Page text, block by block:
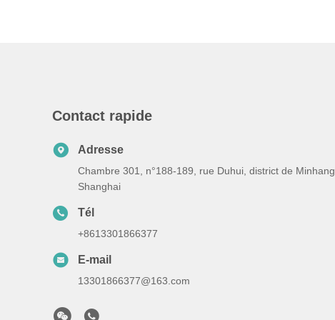
Contact rapide
Adresse
Chambre 301, n°188-189, rue Duhui, district de Minhang,
Shanghai
Tél
+8613301866377
E-mail
13301866377@163.com